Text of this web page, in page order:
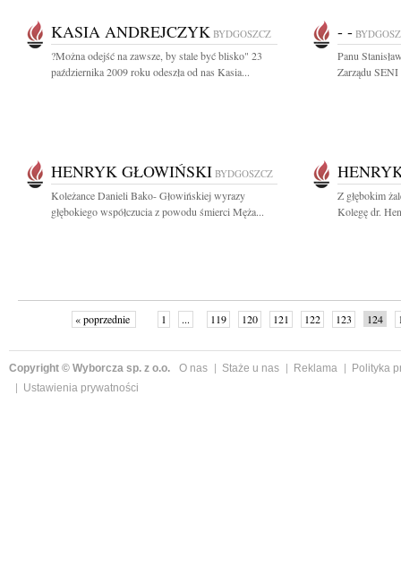
KASIA ANDREJCZYK BYDGOSZCZ
?Można odejść na zawsze, by stale być blisko" 23
października 2009 roku odeszła od nas Kasia...
- -
Panu
Zarządu SENI
HENRYK GŁOWIŃSKI BYDGOSZCZ
Koleżance Danieli Bako- Głowińskiej wyrazy
głębokiego współczucia z powodu śmierci Męża...
Z głębokim
Kolegę dr.
« poprzednie 1 ... 119 120 121 122 123 124
Copyright © Wyborcza sp. z o.o. O nas Staże u nas Reklama
Polityka
Ustawienia prywatności